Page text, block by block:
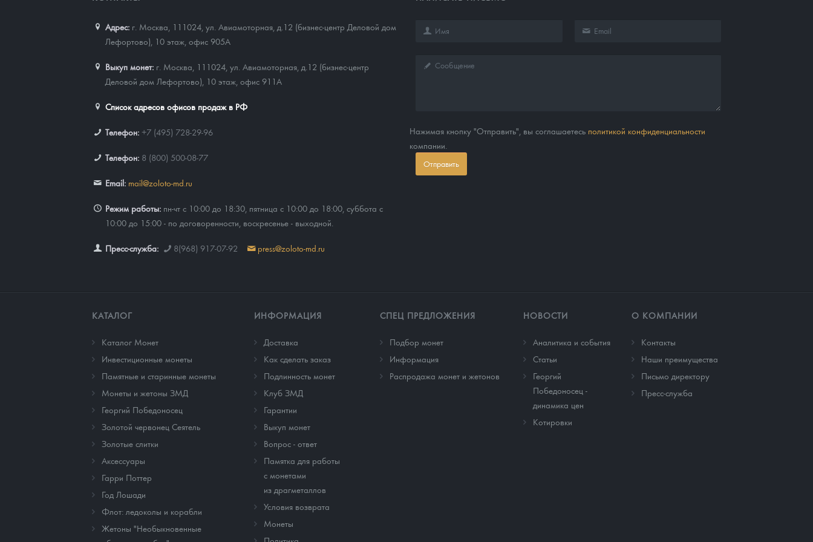
Адрес: г. Москва, 111024 ул. Авиамоторная, д.12 (бизнес-центр Деловой дом
Лефортово), 10 этаж, офис 905А
Выкуп монет: г. Москва, 111024, ул. Авиамоторная, д.12 (бизнес-центр
Деловой дом Лефортово), 10 этаж, офис 911А
Список адресов офисов продаж в РФ
Телефон: +7 (495) 728-29-96
Телефон: 8 (800) 500-08-77
Email: mail@zoloto-md.ru
Режим работы: пн-чт с 10:00 до 18:30, пятница с 10:00 до 18:00, суббота с
10:00 до 15:00 - по договоренности, воскресенье - выходной.
Пресс-служба: 8(968) 917-07-92 press@zoloto-md.ru
Нажимая кнопку "Отправить", вы соглашаетесь политикой конфиденциальности
компании.
Отправить
КАТАЛОГ
Каталог Монет
Инвестиционные монеты
Памятные и старинные монеты
Монеты и жетоны ЗМД
Георгий Победоносец
Золотой червонец Сеятель
Золотые слитки
Аксессуары
Гарри Поттер
Год Лошади
Флот: ледоколы и корабли
Жетоны "Необыкновенные
ИНФОРМАЦИЯ
Доставка
Как сделать заказ
Подлинность монет
Клуб ЗМД
Гарантии
Выкуп монет
Вопрос - ответ
Памятка для работы
с монетами
из драгметаллов
Условия возврата
Монеты
СПЕЦ ПРЕДЛОЖЕНИЯ
Подбор монет
Информация
Распродажа монет и жетонов
НОВОСТИ
Аналитика и события
Cтатьи
Георгий
Победоносец -
динамика цен
Котировки
О КОМПАНИИ
Контакты
Наши преимущества
Письмо директору
Пресс-служба